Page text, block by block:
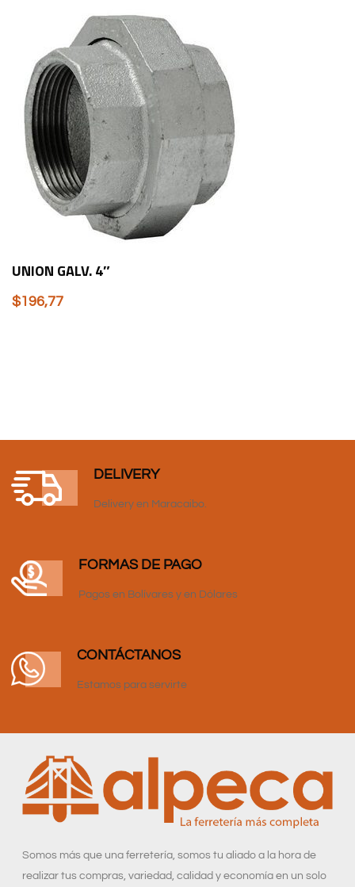
UNION GALV. 4″
$196,77
DELIVERY
Delivery en Maracaibo.
FORMAS DE PAGO
Pagos en Bolívares y en Dólares
CONTÁCTANOS
Estamos para servirte
Somos más que una ferretería, somos tu aliado a la hora de
realizar tus compras, variedad, calidad y economía en un solo